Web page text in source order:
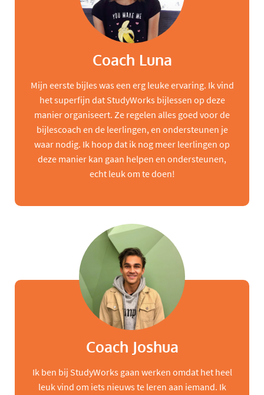
Coach Luna
Mijn eerste bijles was een erg leuke ervaring. Ik vind
het superfijn dat StudyWorks bijlessen op deze
manier organiseert. Ze regelen alles goed voor de
bijlescoach en de leerlingen, en ondersteunen je
waar nodig. Ik hoop dat ik nog meer leerlingen op
deze manier kan gaan helpen en ondersteunen,
echt leuk om te doen!
Coach Joshua
Ik ben bij StudyWorks gaan werken omdat het heel
leuk vind om iets nieuws te leren aan iemand. Ik